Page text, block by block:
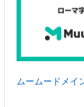
ムームードメイ